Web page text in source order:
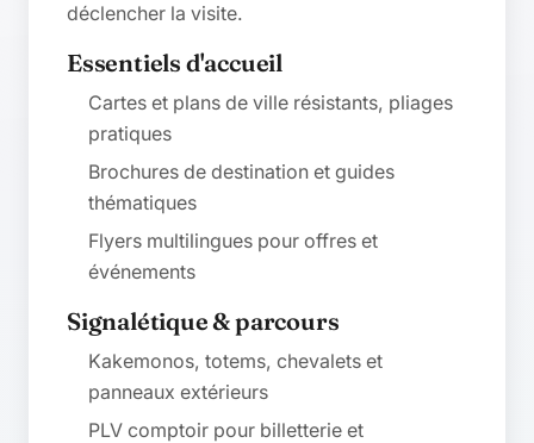
déclencher la visite.
Essentiels d'accueil
Cartes et plans de ville résistants, pliages
pratiques
Brochures de destination et guides
thématiques
Flyers multilingues pour offres et
événements
Signalétique & parcours
Kakemonos, totems, chevalets et
panneaux extérieurs
PLV comptoir pour billetterie et